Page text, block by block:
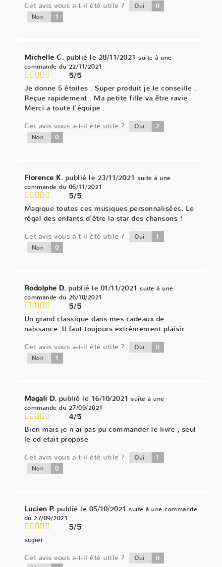
Cet avis vous a-t-il été utile ?
Oui 0
Non 1
Michelle C. publié le 28/11/2021 suite à une
commande du 22/11/2021
5/5
Je donne 5 étoiles . Super produit je le conseille .
Reçue rapidement . Ma petite fille va être ravie .
Merci a toute l'équipe .
Cet avis vous a-t-il été utile ?
Oui 2
Non 0
Florence K. publié le 23/11/2021 suite à une
commande du 06/11/2021
5/5
Magique toutes ces musiques personnalisées. Le
régal des enfants d'être la star des chansons !
Cet avis vous a-t-il été utile ?
Oui 1
Non 0
Rodolphe D. publié le 01/11/2021 suite à une
commande du 26/10/2021
5/5
Un grand classique dans mes cadeaux de
naissance. Il faut toujours extrêmement plaisir
Cet avis vous a-t-il été utile ?
Oui 0
Non 1
Magali D. publié le 16/10/2021 suite à une
commande du 27/09/2021
4/5
Bien mais je n ai pas pu commander le livre , seul
le cd etait propose
Cet avis vous a-t-il été utile ?
Oui 1
Non 0
Lucien P. publié le 05/10/2021 suite à une commande
du 27/09/2021
5/5
super
Cet avis vous a-t-il été utile ?
Oui 0